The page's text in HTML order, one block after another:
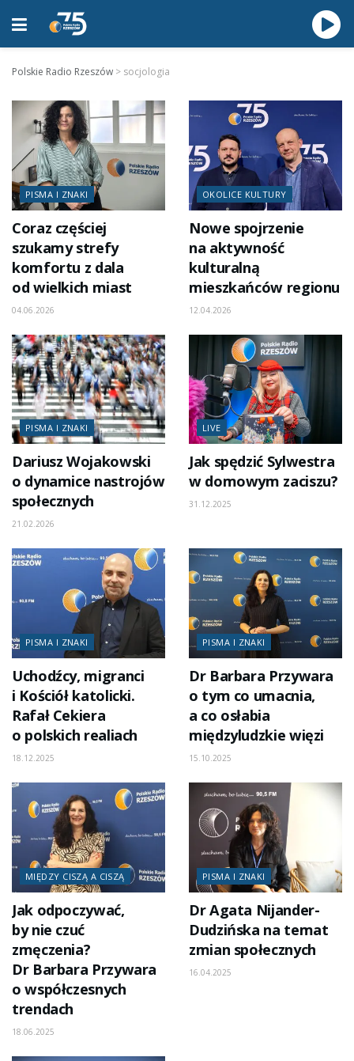
Polskie Radio Rzeszów > socjologia
PISMA I ZNAKI
Coraz częściej
szukamy strefy
komfortu z dala
od wielkich miast
04.06.2026
OKOLICE KULTURY
Nowe spojrzenie
na aktywność
kulturalną
mieszkańców regionu
12.04.2026
PISMA I ZNAKI
Dariusz Wojakowski
o dynamice nastrojów
społecznych
21.02.2026
LIVE
Jak spędzić Sylwestra
w domowym zaciszu?
31.12.2025
PISMA I ZNAKI
Uchodźcy, migranci
i Kościół katolicki.
Rafał Cekiera
o polskich realiach
18.12.2025
PISMA I ZNAKI
Dr Barbara Przywara
o tym co umacnia,
a co osłabia
międzyludzkie więzi
15.10.2025
MIĘDZY CISZĄ A CISZĄ
Jak odpoczywać,
by nie czuć
zmęczenia?
Dr Barbara Przywara
o współczesnych
trendach
18.06.2025
PISMA I ZNAKI
Dr Agata Nijander-
Dudzińska na temat
zmian społecznych
16.04.2025